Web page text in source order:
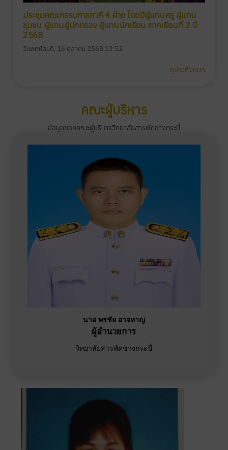
ประชุมคณะกรรมการภาคี 4 ฝ่าย โดยมีผู้แทนครู ผู้แทน
ชุมชน ผู้แทนผู้ปกครอง ผู้แทนนักเรียน ภาคเรียนที่ 2 ปี
2568
วันพฤหัสบดี, 16 ตุลาคม 2568 13:52
ดูข่าวทั้งหมด
คณะผู้บริหาร
ข้อมูลของคณะผู้บริหารวิทยาลัยสารพัดช่างกระบี่
นาย พรชัย อาจหาญ
ผู้อำนวยการ
วิทยาลัยสารพัดช่างกระบี่